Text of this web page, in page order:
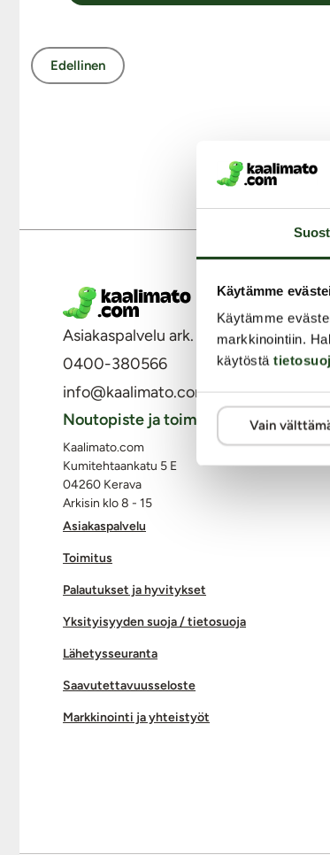
Käytämme
Käytämme
markkinointiin.
käytöstä
Vain
Edellinen
Asiakaspalvelu ark. 8 - 15
0400-380566
info@kaalimato.com
Asiakaspalvelu
Toimitus
Palautukset ja hyvitykset
Yksityisyyden suoja / tietosuoja
Lähetysseuranta
Saavutettavuusseloste
Markkinointi ja yhteistyöt
Noutopiste ja toimisto
Kaalimato.com
Kumitehtaankatu 5 E
04260 Kerava
Arkisin klo 8 - 15